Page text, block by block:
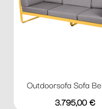
Outdoorsofa Sofa
Preis
3.795,00 €